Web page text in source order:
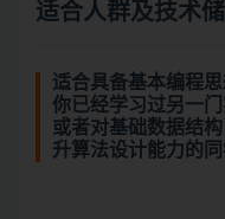
适合人群及技术
适合具备基本编程
你已经学习过另一
或者对基础数据结
升算法设计能力的